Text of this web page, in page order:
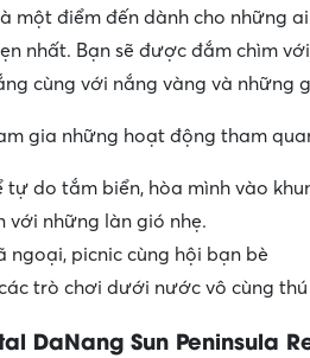
một điểm đến dành cho những
nhất. Bạn sẽ được đắm chìm
cùng với nắng vàng và những
gia những hoạt động tham
tự do tắm biển, hòa mình vào
với những làn gió nhẹ.
ngoại, picnic cùng hội bạn bè
trò chơi dưới nước vô cùng thú
DaNang Sun Peninsula